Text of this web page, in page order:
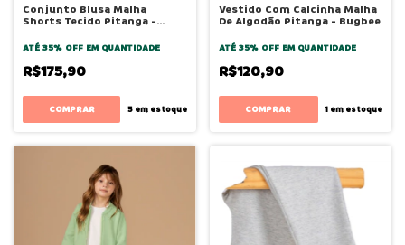
Conjunto Blusa Malha
Shorts Tecido Pitanga -
ATÉ 35% OFF EM QUANTIDADE
R$175,90
COMPRAR 5em estoque
Vestido Com Calcinha Malha
De Algodão Pitanga - Bugbee
ATÉ 35% OFF EM QUANTIDADE
R$120,90
COMPRAR 1 em estoque